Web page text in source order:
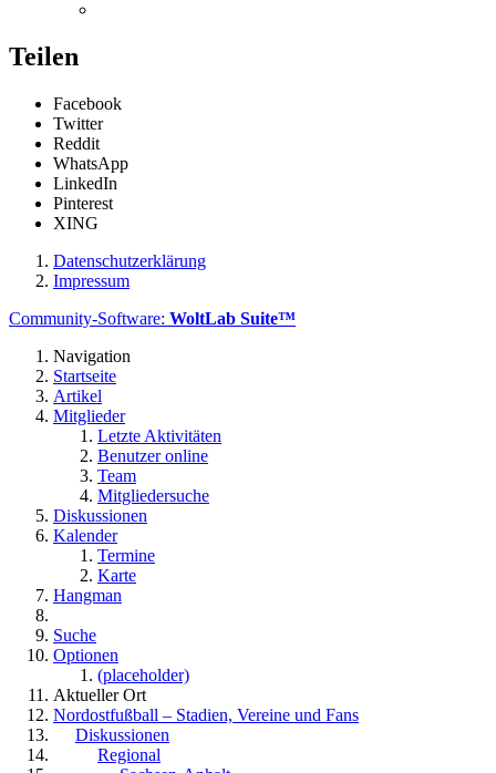
Teilen
Facebook
Twitter
Reddit
WhatsApp
LinkedIn
Pinterest
XING
Datenschutzerklärung
Impressum
Community-Software: WoltLab Suite™
Navigation
Startseite
Artikel
Mitglieder
Letzte Aktivitäten
Benutzer online
Team
Mitgliedersuche
Diskussionen
Kalender
Termine
Karte
Hangman
Suche
Optionen
(placeholder)
Aktueller Ort
Nordostfußball – Stadien, Vereine und Fans
Diskussionen
Regional